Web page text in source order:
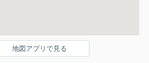
地図アプリで見る